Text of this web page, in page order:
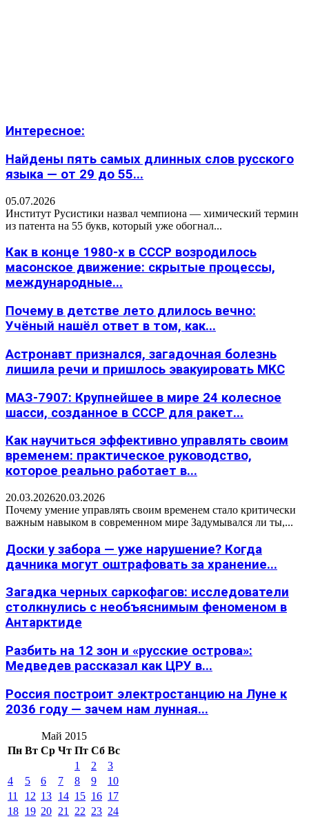
Интересное:
Найдены пять самых длинных слов русского
языка — от 29 до 55...
05.07.2026
Институт Русистики назвал чемпиона — химический термин
из патента на 55 букв, который уже обогнал...
Как в конце 1980-х в СССР возродилось
масонское движение: скрытые процессы,
международные...
Почему в детстве лето длилось вечно:
Учёный нашёл ответ в том, как...
Астронавт признался, загадочная болезнь
лишила речи и пришлось эвакуировать МКС
МАЗ-7907: Крупнейшее в мире 24 колесное
шасси, созданное в СССР для ракет...
Как научиться эффективно управлять своим
временем: практическое руководство,
которое реально работает в...
20.03.202620.03.2026
Почему умение управлять своим временем стало критически
важным навыком в современном мире Задумывался ли ты,...
Доски у забора — уже нарушение? Когда
дачника могут оштрафовать за хранение...
Загадка черных саркофагов: исследователи
столкнулись с необъяснимым феноменом в
Антарктиде
Разбить на 12 зон и «русские острова»:
Медведев рассказал как ЦРУ в...
Россия построит электростанцию на Луне к
2036 году — зачем нам лунная...
Май 2015
Пн Вт Ср Чт Пт Сб Вс
1
2
3
4
5 6 7 8 9
10
11
12 13 14 15 16 17
18 19 20 21 22 23 24